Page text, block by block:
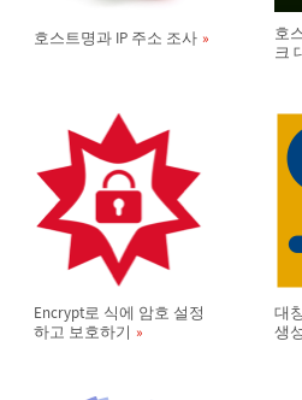
호스트명과 IP 주소 조사
호
크
Encrypt로 식에 암호 설정
하고 보호하기
대
생